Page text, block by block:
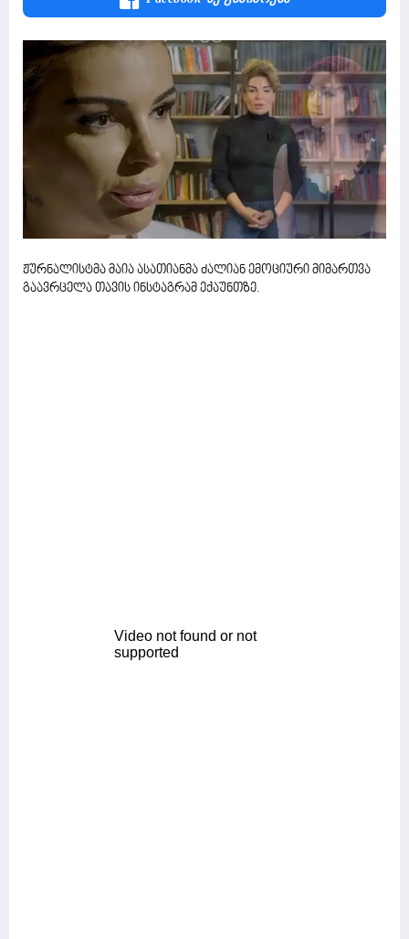
ჟურნალისტმა მაია ასათიანმა ძალიან ემოციური მიმართვა
გაავრცელა თავის ინსტაგრამ ექაუნთზე.